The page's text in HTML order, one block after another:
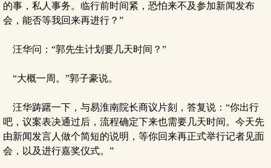
的事，私人事务。临行前时间紧，恐怕来不及参加新闻发布
会，能否等我回来再进行？”
汪华问：“郭先生计划要几天时间？”
“大概一周。”郭子豪说。
汪华踌躇一下，与易淮南院长商议片刻，答复说：“你出行
吧，议案表决通过后，流程确定下来也需要几天时间。今天先
由新闻发言人做个简短的说明，等你回来再正式举行记者见面
会，以及进行嘉奖仪式。”